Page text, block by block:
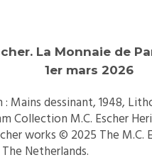
La Monnaie de
1er mars 2026
: Mains dessinant, 1948,
Collection M.C. Escher
works © 2025 The M.C.
Netherlands.